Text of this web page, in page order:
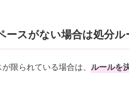
ースがない場合は処分ル
限られている場合は、 ルールを